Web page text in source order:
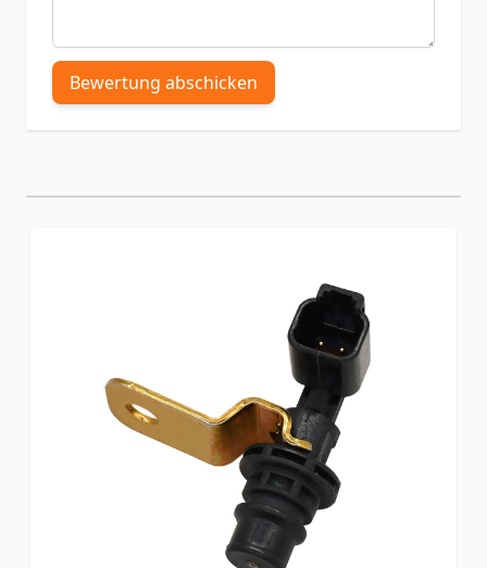
Bewertung abschicken